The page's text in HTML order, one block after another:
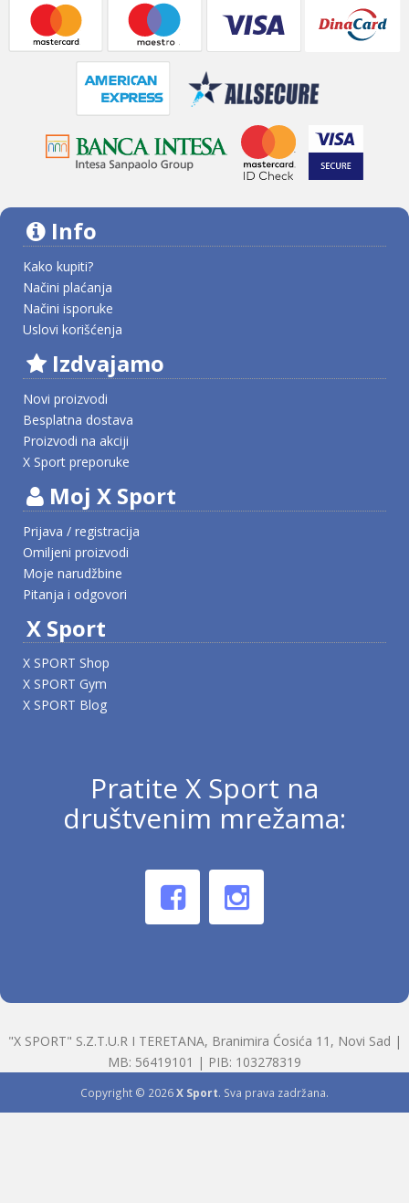
Info
Kako kupiti?
Načini plaćanja
Načini isporuke
Uslovi korišćenja
Izdvajamo
Novi proizvodi
Besplatna dostava
Proizvodi na akciji
X Sport preporuke
Moj X Sport
Prijava / registracija
Omiljeni proizvodi
Moje narudžbine
Pitanja i odgovori
X Sport
X SPORT Shop
X SPORT Gym
X SPORT Blog
Pratite X Sport na
društvenim mrežama:
"X SPORT" S.Z.T.U.R I TERETANA, Branimira Ćosića 11, Novi Sad |
MB: 56419101 | PIB: 103278319
Copyright © 2026X Sport. Sva prava zadržana.